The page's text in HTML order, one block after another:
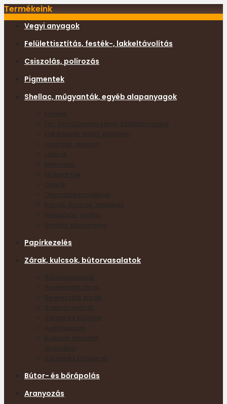
Termékeink
Vegyi anyagok
Felülettisztítás, festék-, lakkeltávolítás
Csiszolás, polírozás
Pigmentek
Shellac, műgyanták, egyéb alapanyagok
Enyvek
Fa- és műanyag kittek, kitöltőanyagok
Fakártevők elleni védelem
Gyanták, viaszok
Lakkok
Méhviasz
Műgyanták
Olajok
Olvasztókészülékek
Pácok, lazúrok, festékek
Retusálás, javítás
Papírkezelés
Zárak, kulcsok, bútorvasalatok
Bútorvasalatok
Bevéshető zárak
Beeresztős zárak
Szekrényzárak
Sárgaréz kulcsok
Acél kulcsok
Kulcsok ötvözött
Sárgaréz csavarok
Bútor- és bőrápolás
Aranyozás